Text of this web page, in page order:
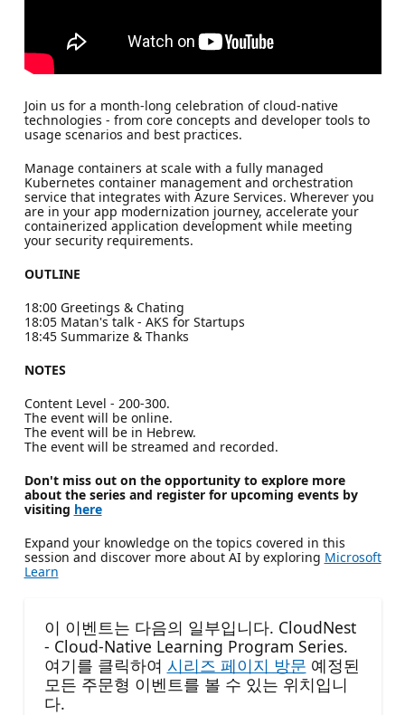
Join us for a month-long celebration of cloud-native
technologies - from core concepts and developer tools to
usage scenarios and best practices.
Manage containers at scale with a fully managed
Kubernetes container management and orchestration
service that integrates with Azure Services. Wherever you
are in your app modernization journey, accelerate your
containerized application development while meeting
your security requirements.
OUTLINE
18:00 Greetings & Chating
18:05 Matan's talk - AKS for Startups
18:45 Summarize & Thanks
NOTES
Content Level - 200-300.
The event will be online.
The event will be in Hebrew.
The event will be streamed and recorded.
Don't miss out on the opportunity to explore more
about the series and register for upcoming events by
visiting here
Expand your knowledge on the topics covered in this
session and discover more about AI by exploring Microsoft
Learn
이 이벤트는 다음의 일부입니다. CloudNest
- Cloud-Native Learning Program Series.
여기를 클릭하여 시리즈 페이지 방문 예정된
모든 주문형 이벤트를 볼 수 있는 위치입니
다.